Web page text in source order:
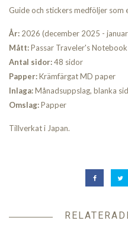
Guide och stickers medföljer som
År: 2026 (december 2025 -
Mått:Passar Traveler's
Antal sidor:48 sidor
Papper:Krämfärgat MD paper
Inlaga:Månadsuppslag, blanka
Omslag:Papper
Tillverkat i Japan.